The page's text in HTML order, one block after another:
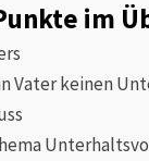
im
Vater keinen